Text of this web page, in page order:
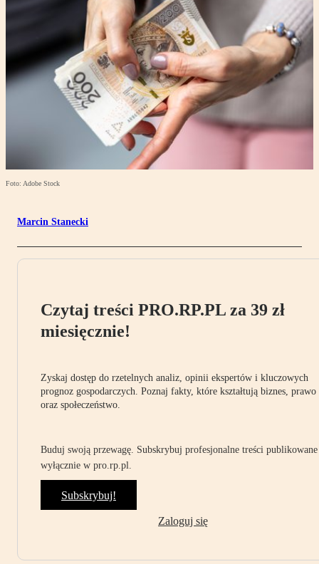
Foto: Adobe Stock
Marcin Stanecki
Czytaj treści PRO.RP.PL za 39 zł
miesięcznie!
Zyskaj dostęp do rzetelnych analiz, opinii ekspertów i kluczowych
prognoz gospodarczych. Poznaj fakty, które kształtują biznes, prawo
oraz społeczeństwo.
Buduj swoją przewagę. Subskrybuj profesjonalne treści publikowane
wyłącznie w pro.rp.pl.
Subskrybuj!
Zaloguj się